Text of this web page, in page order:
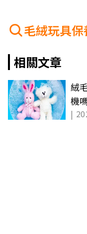
毛絨玩具保
相關文章
絨
機
人
|